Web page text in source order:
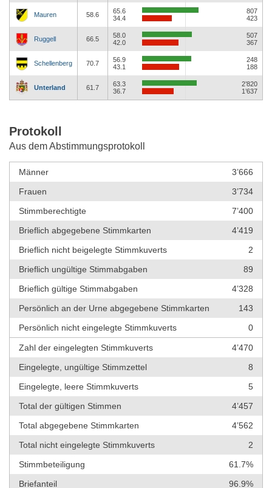
Mauren 58.6
65.6
34.4
807
423
Ruggell 66.5
58.0
42.0
507
367
Schellenberg 70.7
56.9
43.1
248
188
Unterland 61.7
63.3
36.7
2’820
1’637
Protokoll
Aus dem Abstimmungsprotokoll
Männer
3’666
Frauen
3’734
Stimmberechtigte
7’400
Brieflich abgegebene Stimmkarten
4’419
Brieflich nicht beigelegte Stimmkuverts
2
Brieflich ungültige Stimmabgaben
89
Brieflich gültige Stimmabgaben
4’328
Persönlich an der Urne abgegebene Stimmkarten
143
Persönlich nicht eingelegte Stimmkuverts
0
Zahl der eingelegten Stimmkuverts
4’470
Eingelegte, ungültige Stimmzettel
8
Eingelegte, leere Stimmkuverts
5
Total der gültigen Stimmen
4’457
Total abgegebene Stimmkarten
4’562
Total nicht eingelegte Stimmkuverts
2
Stimmbeteiligung
61.7%
Briefanteil
96.9%